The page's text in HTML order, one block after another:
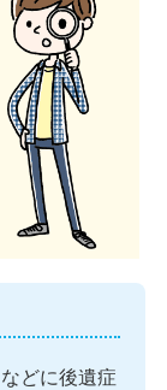
どに後遺症